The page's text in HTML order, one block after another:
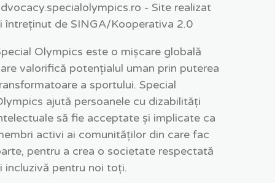
- Site realizat
întreținut de SINGA/Kooperativa 2.0
Olympics este o mișcare globală
valorifică potențialul uman prin puterea
a sportului. Special
ajută persoanele cu dizabilități
să fie acceptate și implicate ca
activi ai comunităților din care fac
pentru a crea o societate respectată
incluzivă pentru noi toți.